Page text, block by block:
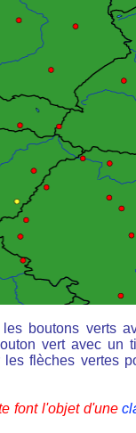
boutons verts
vert avec un
flèches vertes
font l'objet d'une